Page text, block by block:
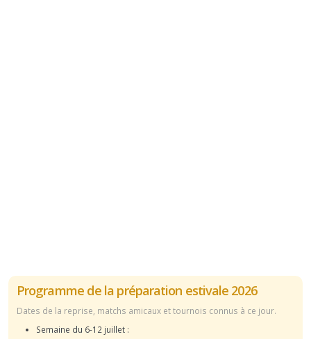
Programme de la préparation estivale 2026
Dates de la reprise, matchs amicaux et tournois connus à ce jour.
Semaine du 6-12 juillet :